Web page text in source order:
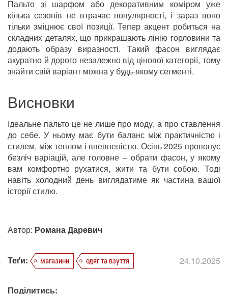
Пальто зі шарфом або декоративним коміром уже
кілька сезонів не втрачає популярності, і зараз воно
тільки зміцнює свої позиції. Тепер акцент робиться на
складних деталях, що прикрашають лінію горловини та
додають образу виразності. Такий фасон виглядає
акуратно й дорого незалежно від цінової категорії, тому
знайти свій варіант можна у будь-якому сегменті.
Висновки
Ідеальне пальто це не лише про моду, а про ставлення
до себе. У ньому має бути баланс між практичністю і
стилем, між теплом і впевненістю. Осінь 2025 пропонує
безліч варіацій, але головне – обрати фасон, у якому
вам комфортно рухатися, жити та бути собою. Тоді
навіть холодний день виглядатиме як частина вашої
історії стилю.
Автор: Романа Даревич
Теґи: магазини одяг та взуття 24.10.2025
Поділитись: